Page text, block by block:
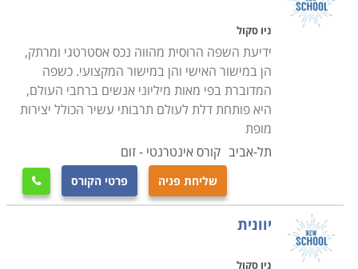
ניו סקול
ידיעת השפה הרוסית מהווה נכס אסטרטגי ומרתק,
הן במישור האישי והן במישור המקצועי. כשפה
המדוברת בפי מאות מיליוני אנשים ברחבי העולם,
היא פותחת דלת לעולם תרבותי עשיר הכולל יצירות
מופת
תל-אביב קורס אינטרנטי - זום
שליחת פניה פרטי הקורס 
יוונית
ניו סקול